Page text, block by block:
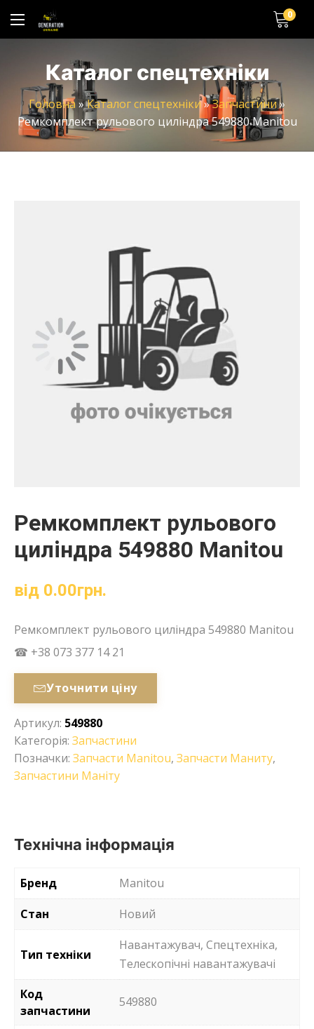
0
Каталог спецтехніки
Головна»Каталог спецтехніки»Запчастини»
Ремкомплект рульового циліндра 549880 Manitou
Ремкомплект рульового
циліндра 549880 Manitou
від 0.00грн.
Ремкомплект рульового циліндра 549880 Manitou
☎ +38 073 377 14 21
Уточнити ціну
Артикул: 549880
Категорія: Запчастини
Позначки: Запчасти Manitou, Запчасти Маниту,
Запчастини Маніту
Технічна інформація
Бренд
Manitou
Стан
Новий
Тип техніки
Навантажувач, Спецтехніка,
Телескопічні навантажувачі
Код
запчастини
549880